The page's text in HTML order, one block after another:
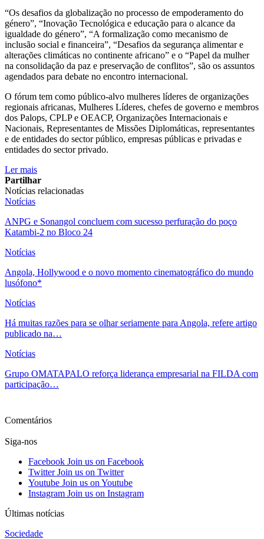
“Os desafios da globalização no processo de empoderamento do
género”, “Inovação Tecnológica e educação para o alcance da
igualdade do género”, “A formalização como mecanismo de
inclusão social e financeira”, “Desafios da segurança alimentar e
alterações climáticas no continente africano” e o “Papel da mulher
na consolidação da paz e preservação de conflitos”, são os assuntos
agendados para debate no encontro internacional.
O fórum tem como público-alvo mulheres líderes de organizações
regionais africanas, Mulheres Líderes, chefes de governo e membros
dos Palops, CPLP e OEACP, Organizações Internacionais e
Nacionais, Representantes de Missões Diplomáticas, representantes
e de entidades do sector público, empresas públicas e privadas e
entidades do sector privado.
Ler mais
Partilhar
Notícias relacionadas
Notícias
ANPG e Sonangol concluem com sucesso perfuração do poço
Katambi-2 no Bloco 24
Notícias
Angola, Hollywood e o novo momento cinematográfico do mundo
lusófono*
Notícias
Há muitas razões para se olhar seriamente para Angola, refere artigo
publicado na…
Notícias
Grupo OMATAPALO reforça liderança empresarial na FILDA com
participação…
Comentários
Siga-nos
Facebook Join us on Facebook
Twitter Join us on Twitter
Youtube Join us on Youtube
Instagram Join us on Instagram
Últimas notícias
Sociedade